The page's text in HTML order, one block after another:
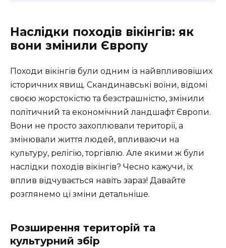
Наслідки походів вікінгів: як
вони змінили Європу
Походи вікінгів були одним із найвпливовіших
історичних явищ. Скандинавські воїни, відомі
своєю жорстокістю та безстрашністю, змінили
політичний та економічний ландшафт Європи.
Вони не просто захоплювали території, а
змінювали життя людей, впливаючи на
культуру, релігію, торгівлю. Але якими ж були
наслідки походів вікінгів? Чесно кажучи, їх
вплив відчувається навіть зараз! Давайте
розглянемо ці зміни детальніше.
Розширення територій та
культурний збір